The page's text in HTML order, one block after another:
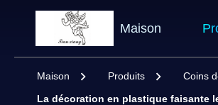
Maison
Maison Produits Coins
La décoration en plastique faisante